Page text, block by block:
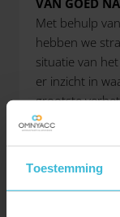
Toestemming
Met behulp
hebben we
situatie van
er inzicht in
grootste
verbeterd.